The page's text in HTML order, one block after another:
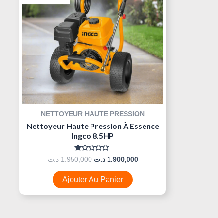
NETTOYEUR HAUTE PRESSION
Nettoyeur Haute Pression À Essence
Ingco 8.5HP
Note
0
Sur
5
1.950,000 د.ت 1.900,000 د.ت
Ajouter Au Panier